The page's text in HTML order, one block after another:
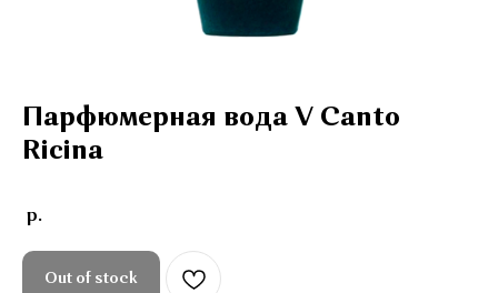
Парфюмерная вода V Canto
Ricina
р.
Out of stock